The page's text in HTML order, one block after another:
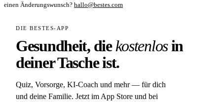
einen Änderungswunsch? hallo@bestes.com
DIE BESTES-APP
Gesundheit, diekostenlosin
deiner Tasche ist.
Quiz, Vorsorge, KI-Coach und mehr — für dich
und deine Familie. Jetzt im App Store und bei